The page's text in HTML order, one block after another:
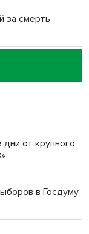
за смерть
от крупного
в Госдуму